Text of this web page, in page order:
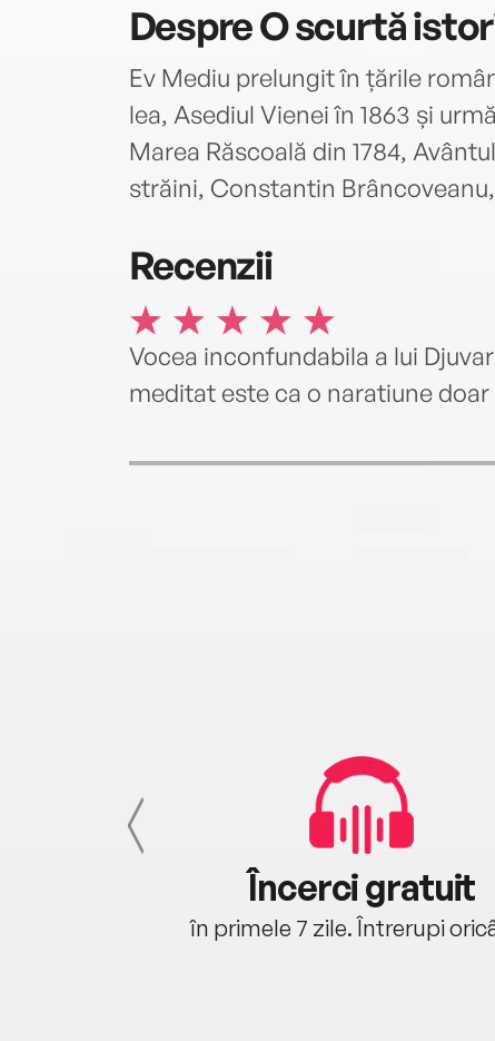
DespreO scurtă
Ev Mediu prelungit în țările
lea, Asediul Vienei în 1863 și
Marea Răscoală din 1784,
străini, Constantin
Recenzii
Vocea inconfundabila a lui
meditat este ca o naratiune
Încerci gratuit
în primele 7 zile. Întrerupi